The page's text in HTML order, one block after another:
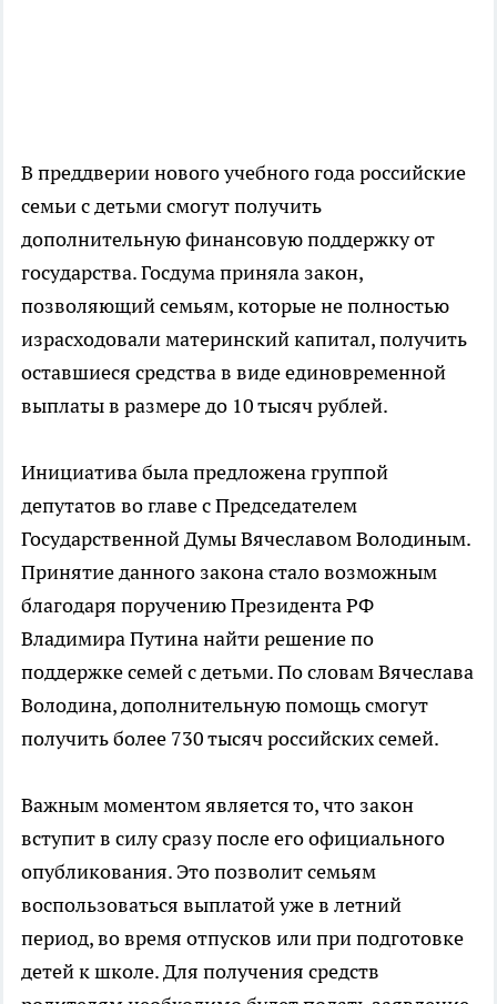
В преддверии нового учебного года российские
семьи с детьми смогут получить
дополнительную финансовую поддержку от
государства. Госдума приняла закон,
позволяющий семьям, которые не полностью
израсходовали материнский капитал, получить
оставшиеся средства в виде единовременной
выплаты в размере до 10 тысяч рублей.
Инициатива была предложена группой
депутатов во главе с Председателем
Государственной Думы Вячеславом Володиным.
Принятие данного закона стало возможным
благодаря поручению Президента РФ
Владимира Путина найти решение по
поддержке семей с детьми. По словам Вячеслава
Володина, дополнительную помощь смогут
получить более 730 тысяч российских семей.
Важным моментом является то, что закон
вступит в силу сразу после его официального
опубликования. Это позволит семьям
воспользоваться выплатой уже в летний
период, во время отпусков или при подготовке
детей к школе. Для получения средств